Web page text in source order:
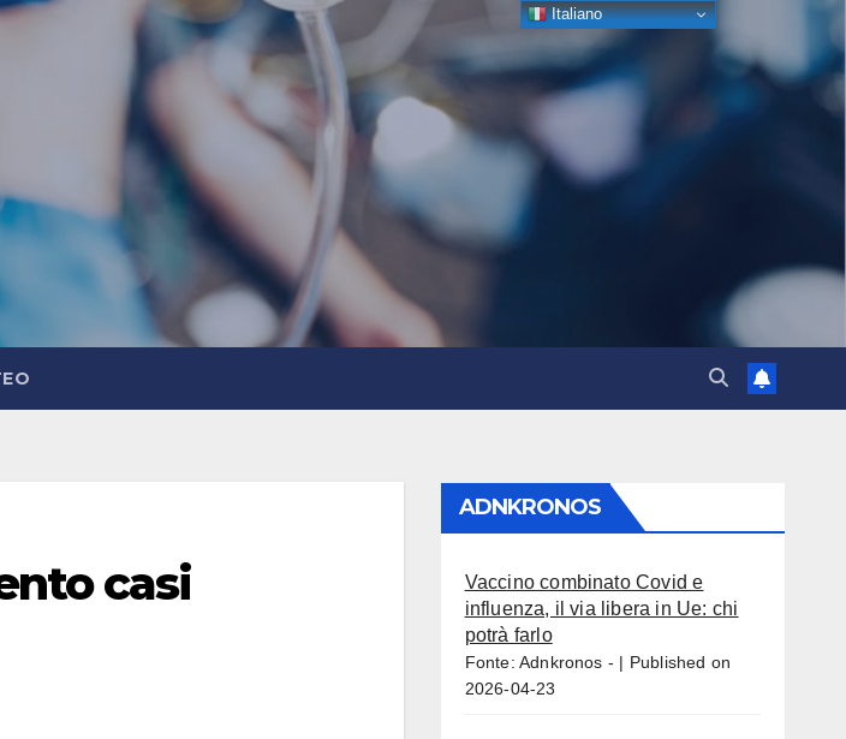
casi
ADNKRONOS
Vaccino combinato Covid e
influenza, il via libera in Ue: chi
potrà farlo
Fonte: Adnkronos -
Published on
2026-04-23
Italiano